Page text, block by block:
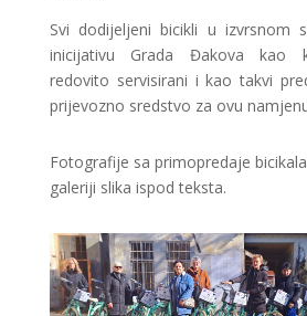
Svi dodijeljeni bicikli u izvrsnom
inicijativu Grada Đakova kao
redovito servisirani i kao takvi
prijevozno sredstvo za ovu
Fotografije sa primopredaje
galeriji slika ispod teksta.